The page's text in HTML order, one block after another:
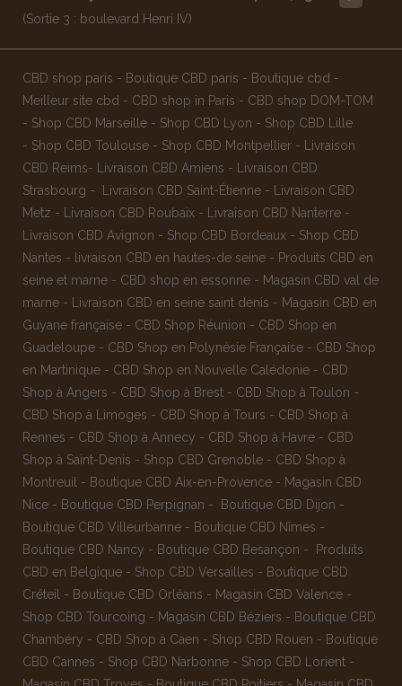
(Sortie 3 : boulevard Henri IV)
CBD shop paris - Boutique CBD paris - Boutique cbd -
Meilleur site cbd - CBD shop in Paris - CBD shop DOM-TOM
- Shop CBD Marseille - Shop CBD Lyon - Shop CBD Lille
- Shop CBD Toulouse - Shop CBD Montpellier -
Livraison
CBD Reims- Livraison CBD Amiens -
Livraison CBD
Strasbourg - Livraison CBD Saint-Étienne -
Livraison CBD
Metz - Livraison CBD Roubaix - Livraison CBD Nanterre -
Livraison CBD Avignon - Shop CBD Bordeaux - Shop CBD
Nantes - livraison CBD en hautes-de seine - Produits CBD en
seine et marne - CBD shop en essonne - Magasin CBD val de
marne - Livraison CBD en seine saint denis - Magasin CBD en
Guyane française - CBD Shop Réunion - CBD Shop en
Guadeloupe - CBD Shop en Polynésie Française - CBD Shop
en Martinique - CBD Shop en Nouvelle Calédonie - CBD
Shop à Angers - CBD Shop à Brest - CBD Shop à Toulon -
CBD Shop à Limoges - CBD Shop à Tours - CBD Shop à
Rennes - CBD Shop à Annecy - CBD Shop à Havre - CBD
Shop à Saint-Denis - Shop CBD Grenoble - CBD Shop à
Montreuil
- Boutique CBD Aix-en-Provence - Magasin CBD
Nice - Boutique CBD Perpignan - Boutique CBD Dijon -
Boutique CBD Villeurbanne - Boutique CBD Nîmes -
Boutique CBD Nancy - Boutique CBD Besançon -
Produits
CBD en Belgique - Shop CBD Versailles - Boutique CBD
Créteil
- Boutique CBD Orléans - Magasin CBD Valence -
Shop CBD Tourcoing - Magasin CBD Béziers - Boutique CBD
Chambéry - CBD Shop à Caen - Shop CBD Rouen - Boutique
CBD Cannes - Shop CBD Narbonne - Shop CBD Lorient -